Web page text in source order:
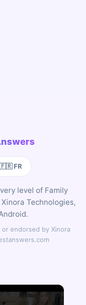
🇫🇷 FR
level of Family
Technologies,
endorsed by Xinora